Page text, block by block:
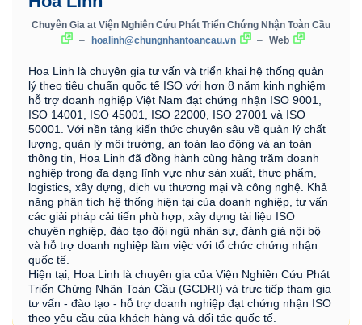
Chuyên Gia at Viện Nghiên Cứu Phát Triển Chứng Nhận Toàn Cầu
– hoalinh@chungnhantoancau.vn – Web
Hoa Linh là chuyên gia tư vấn và triển khai hệ thống quản
lý theo tiêu chuẩn quốc tế ISO với hơn 8 năm kinh nghiệm
hỗ trợ doanh nghiệp Việt Nam đạt chứng nhận ISO 9001,
ISO 14001, ISO 45001, ISO 22000, ISO 27001 và ISO
50001. Với nền tảng kiến thức chuyên sâu về quản lý chất
lượng, quản lý môi trường, an toàn lao động và an toàn
thông tin, Hoa Linh đã đồng hành cùng hàng trăm doanh
nghiệp trong đa dạng lĩnh vực như sản xuất, thực phẩm,
logistics, xây dựng, dịch vụ thương mại và công nghệ. Khả
năng phân tích hệ thống hiện tại của doanh nghiệp, tư vấn
các giải pháp cải tiến phù hợp, xây dựng tài liệu ISO
chuyên nghiệp, đào tạo đội ngũ nhân sự, đánh giá nội bộ
và hỗ trợ doanh nghiệp làm việc với tổ chức chứng nhận
quốc tế.
Hiện tại, Hoa Linh là chuyên gia của Viện Nghiên Cứu Phát
Triển Chứng Nhận Toàn Cầu (GCDRI) và trực tiếp tham gia
tư vấn - đào tạo - hỗ trợ doanh nghiệp đạt chứng nhận ISO
theo yêu cầu của khách hàng và đối tác quốc tế.